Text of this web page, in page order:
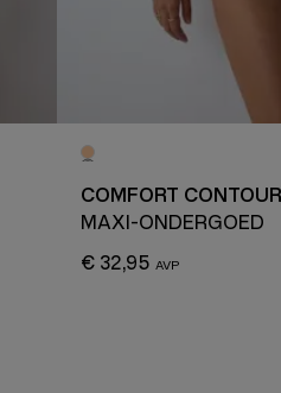
COMFORT
MAXI-ONDERGOED
€ 32,95